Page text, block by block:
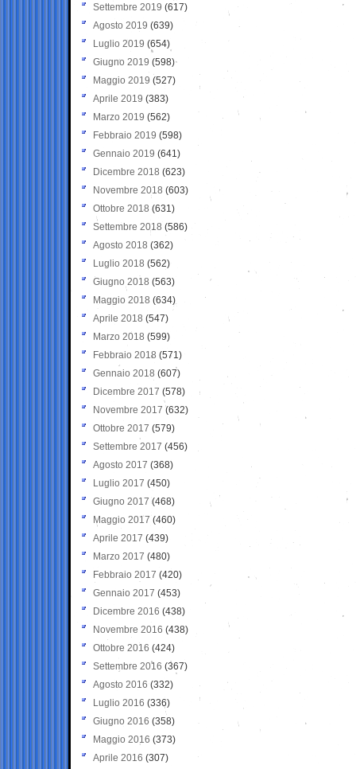
Settembre 2019 (617)
Agosto 2019 (639)
Luglio 2019 (654)
Giugno 2019 (598)
Maggio 2019 (527)
Aprile 2019 (383)
Marzo 2019 (562)
Febbraio 2019 (598)
Gennaio 2019 (641)
Dicembre 2018 (623)
Novembre 2018 (603)
Ottobre 2018 (631)
Settembre 2018 (586)
Agosto 2018 (362)
Luglio 2018 (562)
Giugno 2018 (563)
Maggio 2018 (634)
Aprile 2018 (547)
Marzo 2018 (599)
Febbraio 2018 (571)
Gennaio 2018 (607)
Dicembre 2017 (578)
Novembre 2017 (632)
Ottobre 2017 (579)
Settembre 2017 (456)
Agosto 2017 (368)
Luglio 2017 (450)
Giugno 2017 (468)
Maggio 2017 (460)
Aprile 2017 (439)
Marzo 2017 (480)
Febbraio 2017 (420)
Gennaio 2017 (453)
Dicembre 2016 (438)
Novembre 2016 (438)
Ottobre 2016 (424)
Settembre 2016 (367)
Agosto 2016 (332)
Luglio 2016 (336)
Giugno 2016 (358)
Maggio 2016 (373)
Aprile 2016 (307)